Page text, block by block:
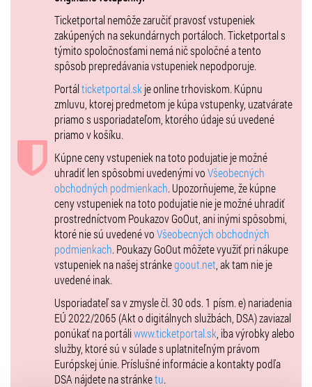
Piatok 18.7. SunDance PartyBoat Experience w. Borra & Folly / 19:00 -
Sobota 19.7. SunDance PartyBoat Experience w. Emtydee &
Saidorsen / 19:00 - 22:00
*Limitovaná kapacita: 100 ľudí.
* Počas plavby bude v plnej prevádzke bistro a bar priamo na lodi
Labe, ktorý bude v prevádzke aj po príchode do prístavu, kde party na
lodi pokračuje ďalšiu hodinu.
* V prípade nepriaznivého počasia sa v prípade priaznivej predpovede
počká na zlepšenie, alebo sa určí náhradný dátum plavby. V prípade
úplného zrušenia pre nepriaznivé počasie, bude vstupné vrátené.
Loď vyráža z prístavu presne v čase uvedenom na vstupenke, buďte
preto na mieste podľa možnosti v dostatočnom časovom predstihu.
V prípade neskorého príchodu nevzniká nárok na vrátenie
vstupného.
Ticketportal nemôže zaručiť pravosť vstupeniek
zakúpených na sekundárnych portáloch. Ticketportal s
týmito spoločnosťami nemá nič spoločné a tento
spôsob prepredávania vstupeniek nepodporuje.
Portálticketportal.sk je online trhoviskom. Kúpnu
zmluvu, ktorej predmetom je kúpa vstupenky, uzatvárate
priamo s usporiadateľom, ktorého údaje sú uvedené
priamo v košíku.
Kúpne ceny vstupeniek na toto podujatie je možné
uhradiť len spôsobmi uvedenými voVšeobecných
obchodných podmienkach. Upozorňujeme, že kúpne
ceny vstupeniek na toto podujatie nie je možné uhradiť
prostredníctvom Poukazov GoOut, ani inými spôsobmi,
ktoré nie sú uvedené voVšeobecných obchodných
podmienkach. Poukazy GoOut môžete využiť pri nákupe
vstupeniek na našej stránkegoout.net , ak tam nie je
uvedené inak.
Usporiadateľ sa v zmysle čl. 30 ods. 1 písm. e) nariadenia
EÚ 2022/2065 (Akt o digitálnych službách, DSA) zaviazal
ponúkať na portáliwww.ticketportal.sk , iba výrobky alebo
služby, ktoré sú v súlade s uplatniteľným právom
Európskej únie. Príslušné informácie a kontakty podľa
DSA nájdete na stránketu.